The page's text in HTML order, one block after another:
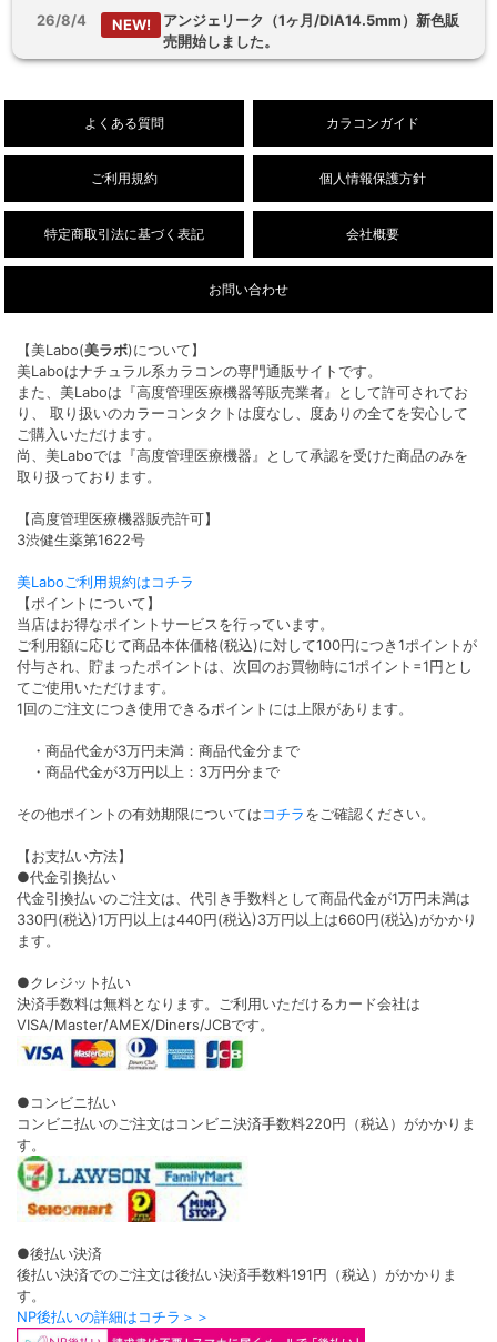
26/8/4 NEW!
アンジェリーク（1ヶ月/DIA14.5mm）新色販
売開始しました。
よくある質問 カラコンガイド
ご利用規約 個人情報保護方針
特定商取引法に基づく表記 会社概要
お問い合わせ
【美Labo(美ラボ)について】
美Laboはナチュラル系カラコンの専門通販サイトです。
また、美Laboは『高度管理医療機器等販売業者』として許可されてお
り、 取り扱いのカラーコンタクトは度なし、度ありの全てを安心して
ご購入いただけます。
尚、美Laboでは『高度管理医療機器』として承認を受けた商品のみを
取り扱っております。
【高度管理医療機器販売許可】
3渋健生薬第1622号
美Laboご利用規約はコチラ
【ポイントについて】
当店はお得なポイントサービスを行っています。
ご利用額に応じて商品本体価格(税込)に対して100円につき1ポイントが
付与され、貯まったポイントは、次回のお買物時に1ポイント=1円とし
てご使用いただけます。
1回のご注文につき使用できるポイントには上限があります。
・商品代金が3万円未満：商品代金分まで
・商品代金が3万円以上：3万円分まで
その他ポイントの有効期限についてはコチラをご確認ください。
【お支払い方法】
●代金引換払い
代金引換払いのご注文は、代引き手数料として商品代金が1万円未満は
330円(税込)1万円以上は440円(税込)3万円以上は660円(税込)がかかり
ます。
●クレジット払い
決済手数料は無料となります。ご利用いただけるカード会社は
VISA/Master/AMEX/Diners/JCBです。
●コンビニ払い
コンビニ払いのご注文はコンビニ決済手数料220円（税込）がかかりま
す。
●後払い決済
後払い決済でのご注文は後払い決済手数料191円（税込）がかかりま
す。
NP後払いの詳細はコチラ＞＞